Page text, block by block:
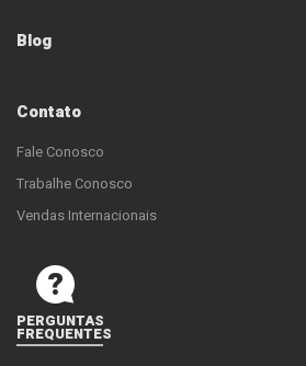
Blog
Contato
Fale Conosco
Trabalhe Conosco
Vendas Internacionais
PERGUNTAS
FREQUENTES